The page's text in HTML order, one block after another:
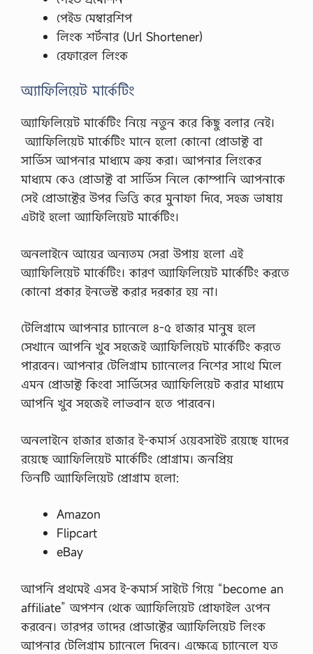
পেইড মেম্বারশিপ
লিংক শর্টনার (Url Shortener)
রেফারেল লিংক
অ্যাফিলিয়েট মার্কেটিং
অ্যাফিলিয়েট মার্কেটিং নিয়ে নতুন করে কিছু বলার নেই।
অ্যাফিলিয়েট মার্কেটিং মানে হলো কোনো প্রোডাক্ট বা
সার্ভিস আপনার মাধ্যমে ক্রয় করা। আপনার লিংকের
মাধ্যমে কেও প্রোডাক্ট বা সার্ভিস নিলে কোম্পানি আপনাকে
সেই প্রোডাক্টের উপর ভিত্তি করে মুনাফা দিবে, সহজ ভাষায়
এটাই হলো অ্যাফিলিয়েট মার্কেটিং।
অনলাইনে আয়ের অন্যতম সেরা উপায় হলো এই
অ্যাফিলিয়েট মার্কেটিং। কারণ অ্যাফিলিয়েট মার্কেটিং করতে
কোনো প্রকার ইনভেস্ট করার দরকার হয় না।
টেলিগ্রামে আপনার চ্যানেলে ৪-৫ হাজার মানুষ হলে
সেখানে আপনি খুব সহজেই অ্যাফিলিয়েট মার্কেটিং করতে
পারবেন। আপনার টেলিগ্রাম চ্যানেলের নিশের সাথে মিলে
এমন প্রোডাক্ট কিংবা সার্ভিসের অ্যাফিলিয়েট করার মাধ্যমে
আপনি খুব সহজেই লাভবান হতে পারবেন।
অনলাইনে হাজার হাজার ই-কমার্স ওয়েবসাইট রয়েছে যাদের
রয়েছে অ্যাফিলিয়েট মার্কেটিং প্রোগ্রাম। জনপ্রিয়
তিনটি অ্যাফিলিয়েট প্রোগ্রাম হলো:
Amazon
Flipcart
eBay
আপনি প্রথমেই এসব ই-কমার্স সাইটে গিয়ে “become an
affiliate” অপশন থেকে অ্যাফিলিয়েট প্রোফাইল ওপেন
করবেন। তারপর তাদের প্রোডাক্টের অ্যাফিলিয়েট লিংক
আপনার টেলিগ্রাম চ্যানেলে দিবেন। এক্ষেত্রে চ্যানেলে যত